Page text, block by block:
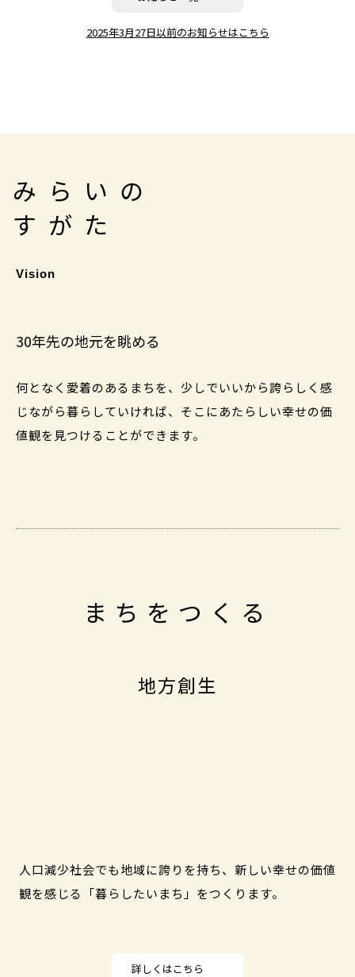
2025年3月27日以前のお知らせはこちら
みらいの
すがた
Vision
30年先の地元を眺める
何となく愛着のあるまちを、少しでいいから誇らしく感
じながら暮らしていければ、そこにあたらしい幸せの価
値観を見つけることができます。
まちをつくる
地方創生
人口減少社会でも地域に誇りを持ち、新しい幸せの価値
観を感じる「暮らしたいまち」をつくります。
詳しくはこちら